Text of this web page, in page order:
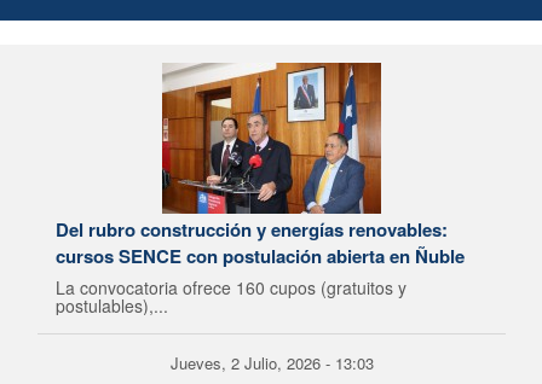
Del rubro construcción y energías renovables:
cursos SENCE con postulación abierta en Ñuble
La convocatoria ofrece 160 cupos (gratuitos y
postulables),...
Jueves, 2 Julio, 2026 - 13:03